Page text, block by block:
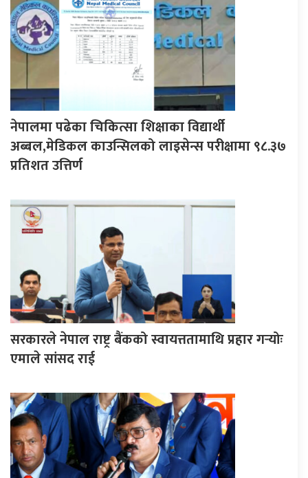
नेपालमा पढेका चिकित्सा शिक्षाका विद्यार्थी
अब्बल,मेडिकल काउन्सिलको लाइसेन्स परीक्षामा ९८.३७
प्रतिशत उत्तिर्ण
सरकारले नेपाल राष्ट्र बैंकको स्वायत्ततामाथि प्रहार गर्‍योः
एमाले सांसद राई